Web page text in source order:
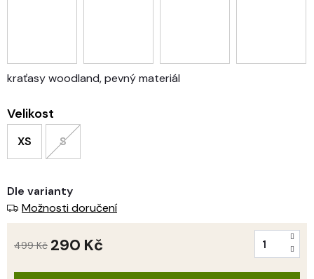
Velikost
XS S
kraťasy woodland, pevný materiál
Dle varianty
Možnosti doručení
499 Kč 290 KčMěrná